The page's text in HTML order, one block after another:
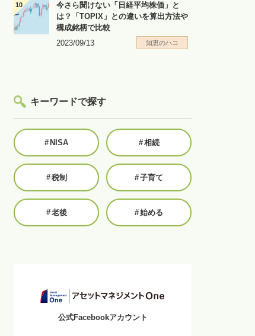
今さら聞けない「日経平均株価」と
は？「TOPIX」との違いを算出方法や
構成銘柄で比較
2023/09/13
知恵のハコ
キーワードで探す
# NISA #相続
#税制 #子育て
#老後 #始める
公式Facebookアカウント